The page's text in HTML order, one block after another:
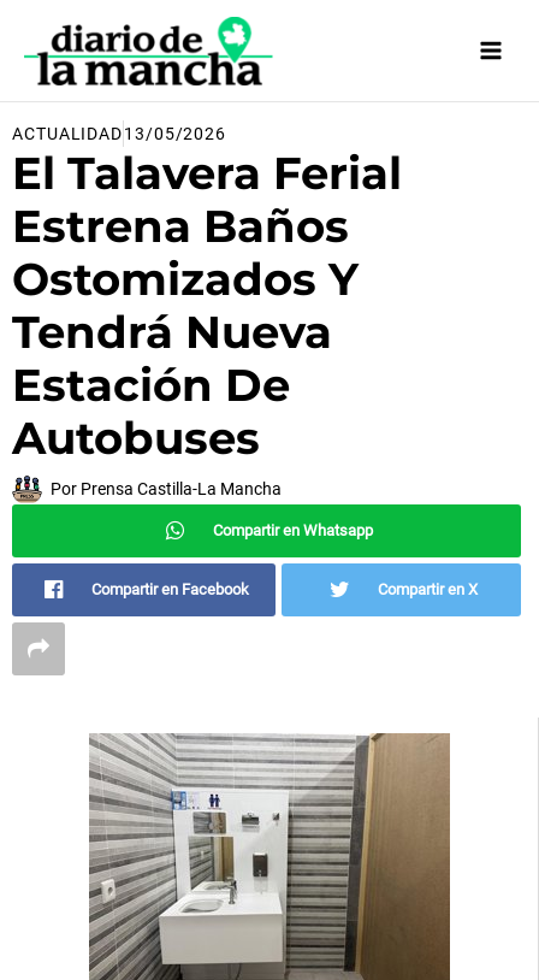
contenido
ACTUALIDAD13/05/2026
El Talavera Ferial
Estrena Baños
Ostomizados Y
Tendrá Nueva
Estación De
Autobuses
Por Prensa Castilla-La Mancha
Compartir en Whatsapp
Compartir en Facebook Compartir en X